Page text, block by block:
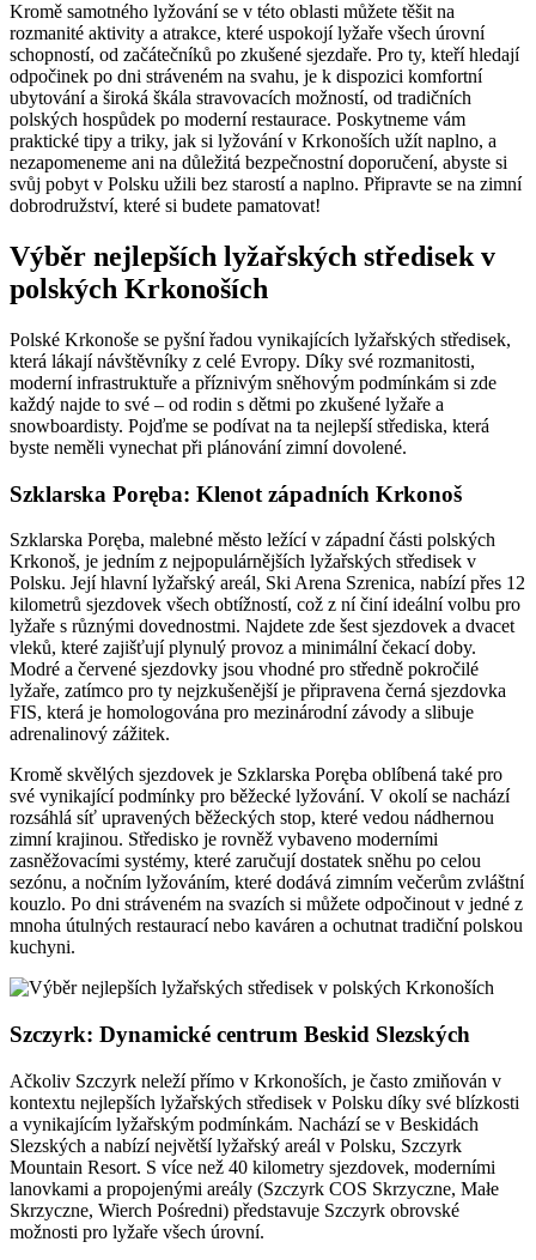
Kromě samotného lyžování se v této oblasti můžete těšit na
rozmanité aktivity a atrakce, které uspokojí lyžaře všech úrovní
schopností, od začátečníků po zkušené sjezdaře. Pro ty, kteří hledají
odpočinek po dni stráveném na svahu, je k dispozici komfortní
ubytování a široká škála stravovacích možností, od tradičních
polských hospůdek po moderní restaurace. Poskytneme vám
praktické tipy a triky, jak si lyžování v Krkonoších užít naplno, a
nezapomeneme ani na důležitá bezpečnostní doporučení, abyste si
svůj pobyt v Polsku užili bez starostí a naplno. Připravte se na zimní
dobrodružství, které si budete pamatovat!
Výběr nejlepších lyžařských středisek v
polských Krkonoších
Polské Krkonoše se pyšní řadou vynikajících lyžařských středisek,
která lákají návštěvníky z celé Evropy. Díky své rozmanitosti,
moderní infrastruktuře a příznivým sněhovým podmínkám si zde
každý najde to své – od rodin s dětmi po zkušené lyžaře a
snowboardisty. Pojďme se podívat na ta nejlepší střediska, která
byste neměli vynechat při plánování zimní dovolené.
Szklarska Poręba: Klenot západních Krkonoš
Szklarska Poręba, malebné město ležící v západní části polských
Krkonoš, je jedním z nejpopulárnějších lyžařských středisek v
Polsku. Její hlavní lyžařský areál, Ski Arena Szrenica, nabízí přes 12
kilometrů sjezdovek všech obtížností, což z ní činí ideální volbu pro
lyžaře s různými dovednostmi. Najdete zde šest sjezdovek a dvacet
vleků, které zajišťují plynulý provoz a minimální čekací doby.
Modré a červené sjezdovky jsou vhodné pro středně pokročilé
lyžaře, zatímco pro ty nejzkušenější je připravena černá sjezdovka
FIS, která je homologována pro mezinárodní závody a slibuje
adrenalinový zážitek.
Kromě skvělých sjezdovek je Szklarska Poręba oblíbená také pro
své vynikající podmínky pro běžecké lyžování. V okolí se nachází
rozsáhlá síť upravených běžeckých stop, které vedou nádhernou
zimní krajinou. Středisko je rovněž vybaveno moderními
zasněžovacími systémy, které zaručují dostatek sněhu po celou
sezónu, a nočním lyžováním, které dodává zimním večerům zvláštní
kouzlo. Po dni stráveném na svazích si můžete odpočinout v jedné z
mnoha útulných restaurací nebo kaváren a ochutnat tradiční polskou
kuchyni.
Szczyrk: Dynamické centrum Beskid Slezských
Ačkoliv Szczyrk neleží přímo v Krkonoších, je často zmiňován v
kontextu nejlepších lyžařských středisek v Polsku díky své blízkosti
a vynikajícím lyžařským podmínkám. Nachází se v Beskidách
Slezských a nabízí největší lyžařský areál v Polsku, Szczyrk
Mountain Resort. S více než 40 kilometry sjezdovek, moderními
lanovkami a propojenými areály (Szczyrk COS Skrzyczne, Małe
Skrzyczne, Wierch Pośredni) představuje Szczyrk obrovské
možnosti pro lyžaře všech úrovní.